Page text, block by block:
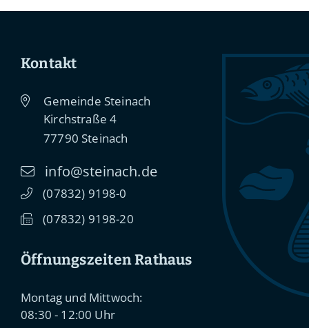
Kontakt
Gemeinde Steinach
Kirchstraße 4
77790 Steinach
info@steinach.de
(07832) 91 98-0
(07832) 91 98-20
Öffnungszeiten Rathaus
Montag und Mittwoch:
08:30 - 12:00 Uhr